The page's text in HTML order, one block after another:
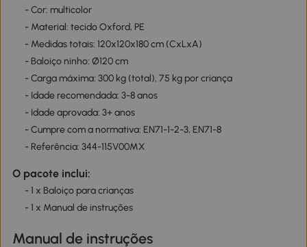
- Cor: multicolor
- Material: tecido Oxford, PE
- Medidas totais: 120x120x180 cm (CxLxA)
- Baloiço ninho: Ø120 cm
- Carga máxima: 300 kg (total), 75 kg por criança
- Idade recomendada: 3-8 anos
- Idade aprovada: 3+ anos
- Cumpre com a normativa: EN71-1-2-3, EN71-8
- Referência: 344-115V00MX
O pacote inclui:
- 1 x Baloiço para crianças
- 1 x Manual de instruções
Manual de instruções